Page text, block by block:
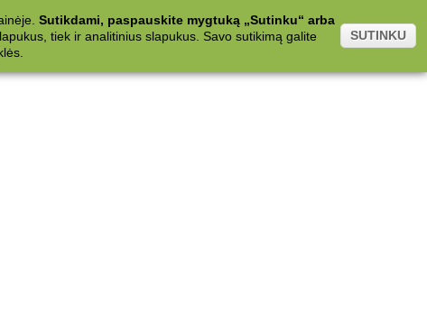
Sutikdami, paspauskite mygtuką „Sutinku“ arba
tiek ir analitinius slapukus. Savo sutikimą galite
SUTINKU